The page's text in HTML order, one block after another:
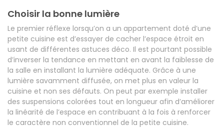
Choisir la bonne lumière
Le premier réflexe lorsqu’on a un appartement doté d’une
petite cuisine est d’essayer de cacher l’espace étroit en
usant de différentes astuces déco. Il est pourtant possible
d’inverser la tendance en mettant en avant la faiblesse de
la salle en installant la lumière adéquate. Grâce à une
lumière savamment diffusée, on met plus en valeur la
cuisine et non ses défauts. On peut par exemple installer
des suspensions colorées tout en longueur afin d’améliorer
la linéarité de l’espace en contribuant à la fois à renforcer
le caractère non conventionnel de la petite cuisine.